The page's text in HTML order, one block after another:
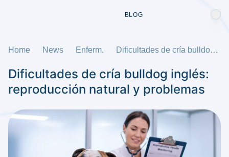
BLOG
Home News Enferm. Dificultades de cría bulldog inglés: reproducción natural y problemas
Dificultades de cría bulldog inglés:
reproducción natural y problemas